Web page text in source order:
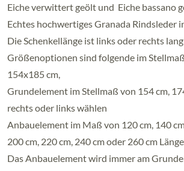
Eiche verwittert geölt und Eiche bassano
Echtes hochwertiges Granada Rindsleder
Die Schenkellänge ist links oder rechts
Größenoptionen sind folgende im
154x185 cm,
Grundelement im Stellmaß von 154 cm,
rechts oder links wählen
Anbauelement im Maß von 120 cm, 140
200 cm, 220 cm, 240 cm oder 260 cm
Das Anbauelement wird immer am